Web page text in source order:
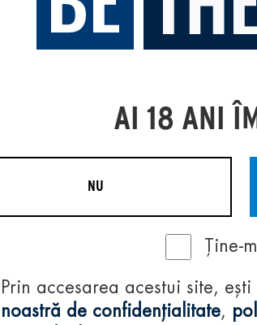
AI 18 ANI
NU
Ține-
Prin accesarea acestui site,
noastră de confidențialitate,